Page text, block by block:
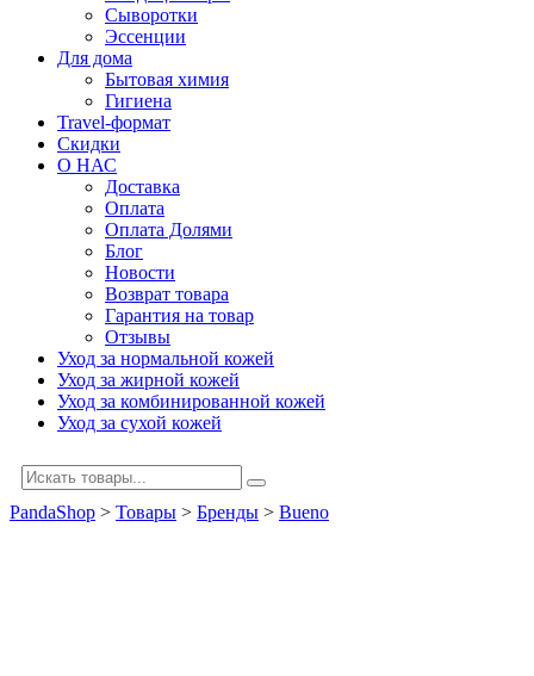
Сыворотки
Эссенции
Для дома
Бытовая химия
Гигиена
Travel-формат
Скидки
О НАС
Доставка
Оплата
Оплата Долями
Блог
Новости
Возврат товара
Гарантия на товар
Отзывы
Уход за нормальной кожей
Уход за жирной кожей
Уход за комбинированной кожей
Уход за сухой кожей
PandaShop > Товары > Бренды > Bueno